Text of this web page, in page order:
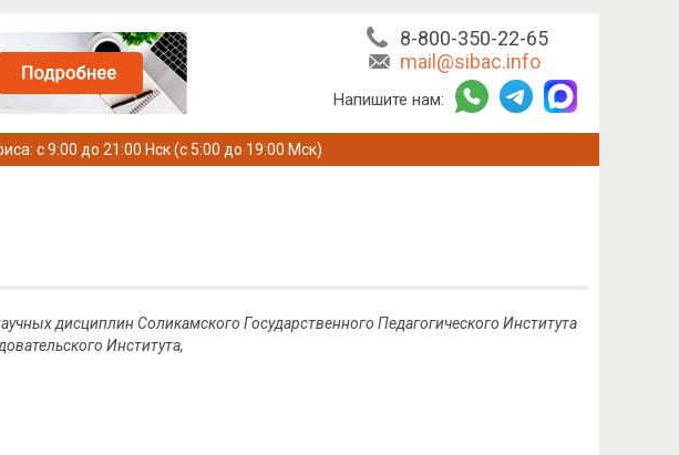
8-800-350-22-65
mail@sibac.info
Напишите нам:
с 9:00 до 21:00 Нск (с 5:00 до 19:00 Мск)
дисциплин Соликамского Государственного Педагогического Института
Института,